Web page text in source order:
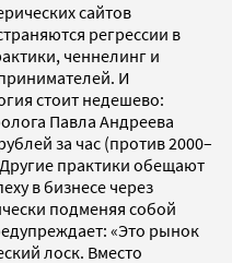
сайтов
регрессии в
ченнелинг и
И
стоит недешево:
Павла Андреева
за час (против 2000–
практики обещают
в бизнесе через
подменяя собой
«Это рынок
лоск. Вместо